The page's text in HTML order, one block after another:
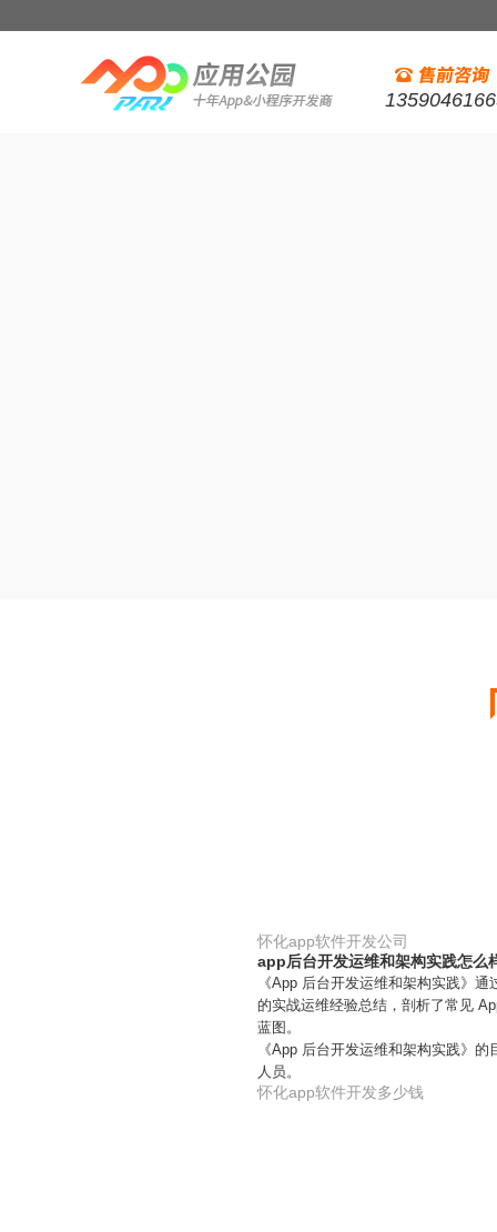
怀化app软件开发公司
app后台开发运维和架构实践怎么
《App 后台开发运维和架构实践》
的实战运维经验总结，剖析了常见
蓝图。
《App 后台开发运维和架构实践》
人员。
怀化app软件开发多少钱